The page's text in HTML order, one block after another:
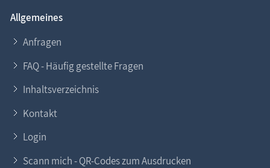
Allgemeines
Anfragen
FAQ - Häufig gestellte Fragen
Inhaltsverzeichnis
Kontakt
Login
Scann mich - QR-Codes zum Ausdrucken